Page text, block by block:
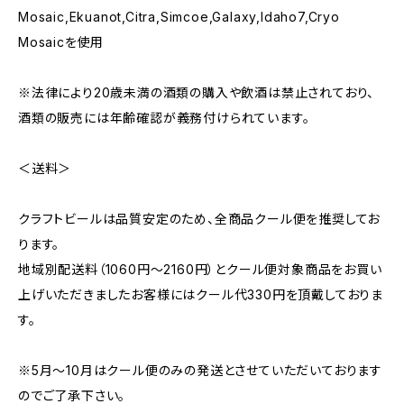
Mosaic,Ekuanot,Citra,Simcoe,Galaxy,Idaho7,Cryo
Mosaicを使用
※法律により20歳未満の酒類の購入や飲酒は禁止されており、
酒類の販売には年齢確認が義務付けられています。
＜送料＞
クラフトビールは品質安定のため、全商品クール便を推奨してお
ります。
地域別配送料（1060円～2160円）とクール便対象商品をお買い
上げいただきましたお客様にはクール代330円を頂戴しておりま
す。
※5月～10月はクール便のみの発送とさせていただいております
のでご了承下さい。